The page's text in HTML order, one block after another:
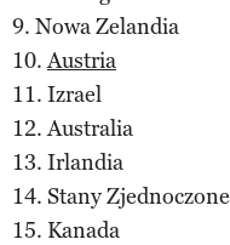
9. Nowa Zelandia
10.Austria
11. Izrael
12. Australia
13. Irlandia
14. Stany Zjednoczone
15. Kanada